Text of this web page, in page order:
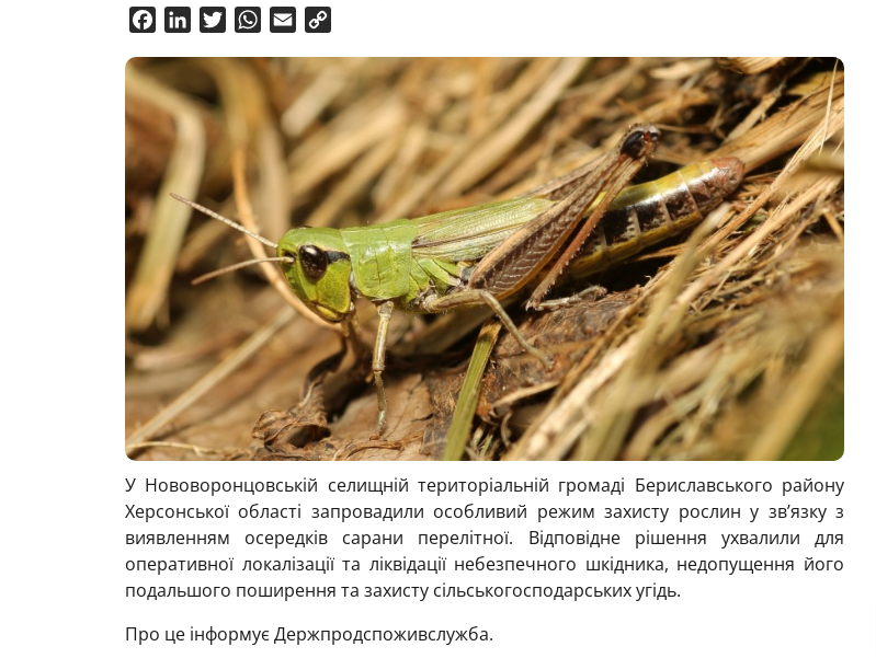
FacebookLinkedInTwitterWhatsApp
Email
У Нововоронцовській селищній територіальній громаді Бериславського району
Херсонської області запровадили особливий режим захисту рослин у зв’язку з
виявленням осередків сарани перелітної. Відповідне рішення ухвалили для
оперативної локалізації та ліквідації небезпечного шкідника, недопущення його
подальшого поширення та захисту сільськогосподарських угідь.
Про це інформує Держпродспоживслужба.